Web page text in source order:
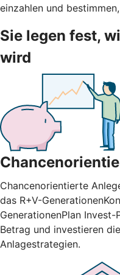
einzahlen und
Sie legen fest,
wird
Chancenorientierte
das R+V-
GenerationenPlan
Betrag und investieren
Anlagestrategien.